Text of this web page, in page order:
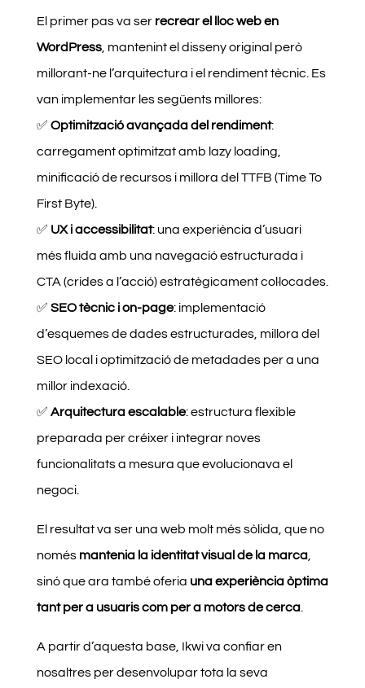
El primer pas va ser recrear el lloc web en
WordPress, mantenint el disseny original però
millorant-ne l’arquitectura i el rendiment tècnic. Es
van implementar les següents millores:
✅ Optimització avançada del rendiment:
carregament optimitzat amb lazy loading,
minificació de recursos i millora del TTFB (Time To
First Byte).
✅ UX i accessibilitat: una experiència d’usuari
més fluida amb una navegació estructurada i
CTA (crides a l’acció) estratègicament col·locades.
✅ SEO tècnic i on-page: implementació
d’esquemes de dades estructurades, millora del
SEO local i optimització de metadades per a una
millor indexació.
✅ Arquitectura escalable: estructura flexible
preparada per créixer i integrar noves
funcionalitats a mesura que evolucionava el
negoci.
El resultat va ser una web molt més sòlida, que no
només mantenia la identitat visual de la marca,
sinó que ara també oferia una experiència òptima
tant per a usuaris com per a motors de cerca.
A partir d’aquesta base, Ikwi va confiar en
nosaltres per desenvolupar tota la seva